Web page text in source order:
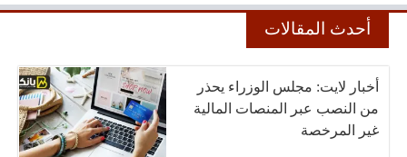
أحدث المقالات
أخبار لايت: مجلس الوزراء يحذر
من النصب عبر المنصات المالية
غير المرخصة